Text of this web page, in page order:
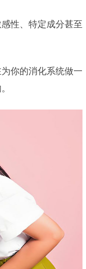
性、特定成分甚至
你的消化系统做一